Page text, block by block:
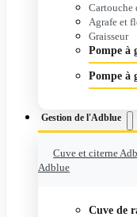
Cartouche
Agrafe et
Graisseur
Pompe à
Pompe à
Gestion de l'Adblue
Cuve et citerne
Adblue
Cuve de